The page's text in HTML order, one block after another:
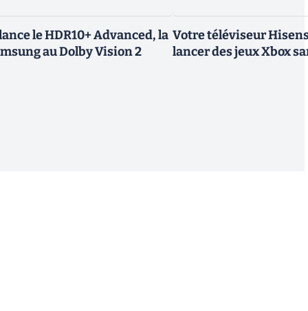
le HDR10+ Advanced, la
au Dolby Vision 2
Votre téléviseur
lancer des jeux Xbox